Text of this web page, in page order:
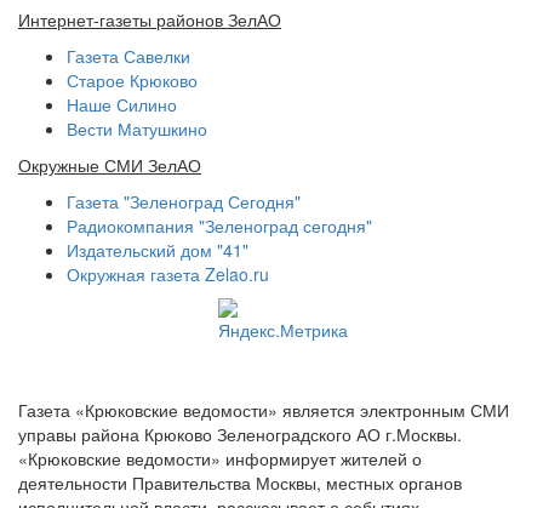
Интернет-газеты районов ЗелАО
Газета Савелки
Старое Крюково
Наше Силино
Вести Матушкино
Окружные СМИ ЗелАО
Газета "Зеленоград Сегодня"
Радиокомпания "Зеленоград сегодня"
Издательский дом "41"
Окружная газета Zelao.ru
Газета «Крюковские ведомости» является электронным СМИ
управы района Крюково Зеленоградского АО г.Москвы.
«Крюковские ведомости» информирует жителей о
деятельности Правительства Москвы, местных органов